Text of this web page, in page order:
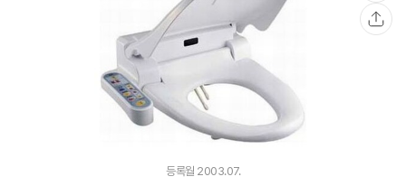
관
심
등록월 2003.07.